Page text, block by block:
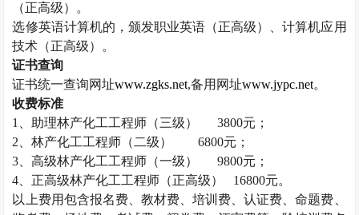
（正高级）。
选修英语计算机的，颁发职业英语（正高级）、计算机应用
技术（正高级）。
证书查询
证书统一查询网址www.zgks.net,备用网址www.jypc.net。
收费标准
1
、助理林产化工工程师（三级） 3800元；
2 、林产化工工程师（二级） 6800元；
3 、高级林产化工工程师（一级） 9800元；
4 、正高级林产化工工程师（正高级） 16800元。
以上费用包含报名费、教材费、培训费、认证费、命题费、